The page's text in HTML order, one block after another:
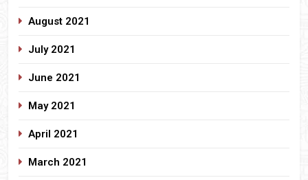
August 2021
July 2021
June 2021
May 2021
April 2021
March 2021